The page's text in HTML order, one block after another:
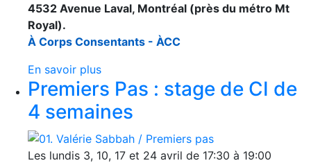
4532 Avenue Laval, Montréal (près du métro Mt
Royal).
À Corps Consentants - ÀCC
En savoir plus
Premiers Pas : stage de CI de
4 semaines
Les lundis 3, 10, 17 et 24 avril de 17:30 à 19:00